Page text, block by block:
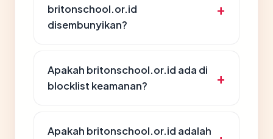
britonschool.or.id
disembunyikan?
Apakah britonschool.or.id ada di
blocklist keamanan?
Apakah britonschool.or.id adalah